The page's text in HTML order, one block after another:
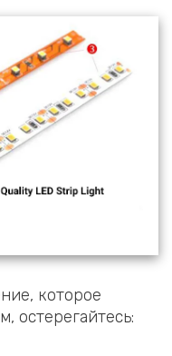
которое
остерегайтесь: